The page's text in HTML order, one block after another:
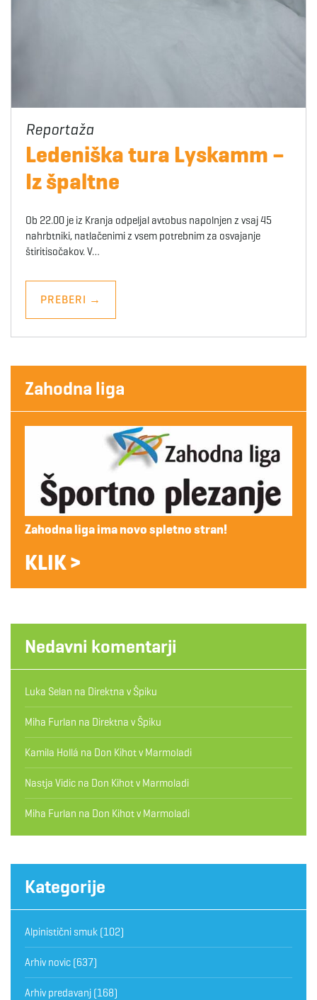
Ledeniška tura Lyskamm –
Iz špaltne
Ob 22.00 je iz Kranja odpeljal avtobus napolnjen z vsaj 45
nahrbtniki, natlačenimi z vsem potrebnim za osvajanje
štiritisočakov. V…
PREBERI →
Zahodna liga
Zahodna liga ima novo spletno stran!
KLIK >
Nedavni komentarji
Luka Selan na Direktna v Špiku
Miha Furlan na Direktna v Špiku
Kamila Hollá na Don Kihot v Marmoladi
Nastja Vidic na Don Kihot v Marmoladi
Miha Furlan na Don Kihot v Marmoladi
Kategorije
Alpinistični smuk (102)
Arhiv novic (637)
Arhiv predavanj (168)